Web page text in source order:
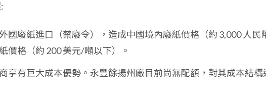
:
國廢紙進口（禁廢令），造成中國境內廢紙價格（約 3,000 人民
價格（約 200 美元/噸以下）。
享有巨大成本優勢。永豐餘揚州廠目前尚無配額，對其成本結構